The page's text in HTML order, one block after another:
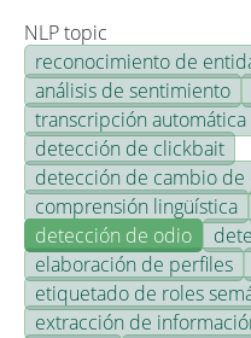
NLP topic
reconocimiento de
análisis de sentimiento
transcripción automática
detección de clickbait
detección de cambio de
comprensión lingüística
detección de odio
elaboración de perfiles
etiquetado de roles
extracción de